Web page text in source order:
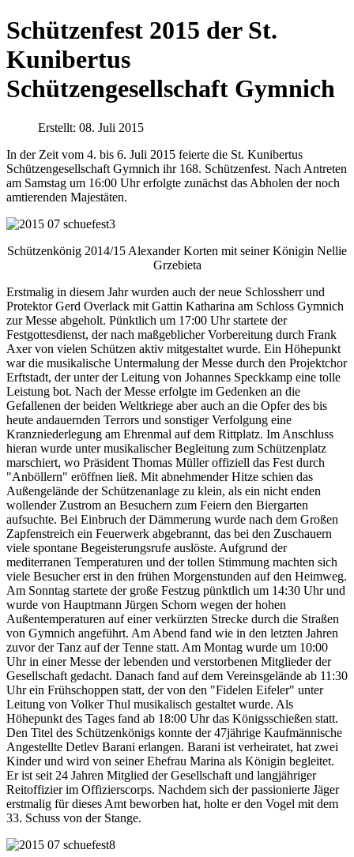
Schützenfest 2015 der St.
Kunibertus
Schützengesellschaft Gymnich
Erstellt: 08. Juli 2015
In der Zeit vom 4. bis 6. Juli 2015 feierte die St. Kunibertus
Schützengesellschaft Gymnich ihr 168. Schützenfest. Nach Antreten
am Samstag um 16:00 Uhr erfolgte zunächst das Abholen der noch
amtierenden Majestäten.
Schützenkönig 2014/15 Alexander Korten mit seiner Königin Nellie
Grzebieta
Erstmalig in diesem Jahr wurden auch der neue Schlossherr und
Protektor Gerd Overlack mit Gattin Katharina am Schloss Gymnich
zur Messe abgeholt. Pünktlich um 17:00 Uhr startete der
Festgottesdienst, der nach maßgeblicher Vorbereitung durch Frank
Axer von vielen Schützen aktiv mitgestaltet wurde. Ein Höhepunkt
war die musikalische Untermalung der Messe durch den Projektchor
Erftstadt, der unter der Leitung von Johannes Speckkamp eine tolle
Leistung bot. Nach der Messe erfolgte im Gedenken an die
Gefallenen der beiden Weltkriege aber auch an die Opfer des bis
heute andauernden Terrors und sonstiger Verfolgung eine
Kranzniederlegung am Ehrenmal auf dem Rittplatz. Im Anschluss
hieran wurde unter musikalischer Begleitung zum Schützenplatz
marschiert, wo Präsident Thomas Müller offiziell das Fest durch
"Anböllern" eröffnen ließ. Mit abnehmender Hitze schien das
Außengelände der Schützenanlage zu klein, als ein nicht enden
wollender Zustrom an Besuchern zum Feiern den Biergarten
aufsuchte. Bei Einbruch der Dämmerung wurde nach dem Großen
Zapfenstreich ein Feuerwerk abgebrannt, das bei den Zuschauern
viele spontane Begeisterungsrufe auslöste. Aufgrund der
mediterranen Temperaturen und der tollen Stimmung machten sich
viele Besucher erst in den frühen Morgenstunden auf den Heimweg.
Am Sonntag startete der große Festzug pünktlich um 14:30 Uhr und
wurde von Hauptmann Jürgen Schorn wegen der hohen
Außentemperaturen auf einer verkürzten Strecke durch die Straßen
von Gymnich angeführt. Am Abend fand wie in den letzten Jahren
zuvor der Tanz auf der Tenne statt. Am Montag wurde um 10:00
Uhr in einer Messe der lebenden und verstorbenen Mitglieder der
Gesellschaft gedacht. Danach fand auf dem Vereinsgelände ab 11:30
Uhr ein Frühschoppen statt, der von den "Fidelen Eifeler" unter
Leitung von Volker Thul musikalisch gestaltet wurde. Als
Höhepunkt des Tages fand ab 18:00 Uhr das Königsschießen statt.
Den Titel des Schützenkönigs konnte der 47jährige Kaufmännische
Angestellte Detlev Barani erlangen. Barani ist verheiratet, hat zwei
Kinder und wird von seiner Ehefrau Marina als Königin begleitet.
Er ist seit 24 Jahren Mitglied der Gesellschaft und langjähriger
Reitoffizier im Offizierscorps. Nachdem sich der passionierte Jäger
erstmalig für dieses Amt beworben hat, holte er den Vogel mit dem
33. Schuss von der Stange.